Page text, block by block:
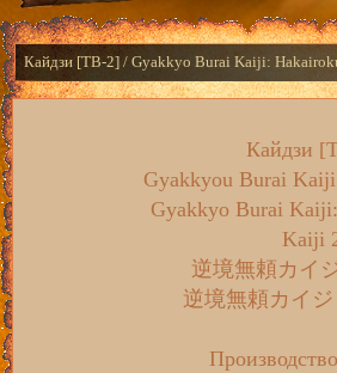
Кайдзи [ТВ-2] / Gyakkyo Burai Kaiji:
Кайдзи
Gyakkyou Burai
Gyakkyo Burai
Kaiji
逆境無頼カイ
逆境無頼カイ
Производство